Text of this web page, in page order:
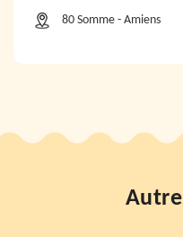
80 Somme - Amiens